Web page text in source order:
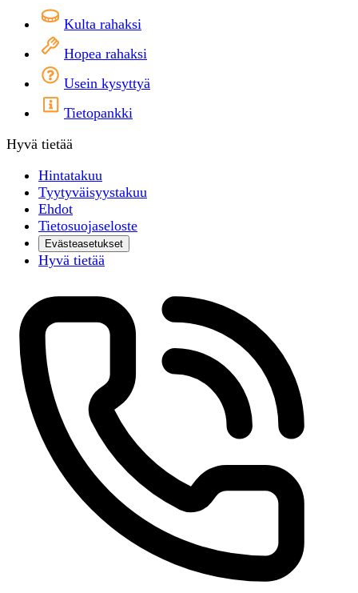
Kulta rahaksi
Hopea rahaksi
Usein kysyttyä
Tietopankki
Hyvä tietää
Hintatakuu
Tyytyväisyystakuu
Ehdot
Tietosuojaseloste
Evästeasetukset
Hyvä tietää